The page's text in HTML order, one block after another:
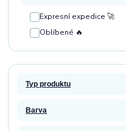
Expresní expedice 🚀
Oblíbené 🔥
Typ produktu
Barva